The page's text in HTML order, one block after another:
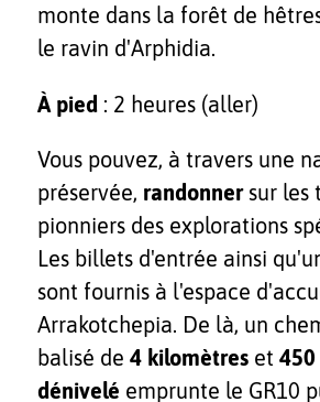
monte dans la forêt de
le ravin d'Arphidia.
À pied : 2 heures (aller)
Vous pouvez, à travers une
préservée, randonnersur les
pionniers des explorations
Les billets d'entrée ainsi
sont fournis à l'espace
Arrakotchepia. De là, un
balisé de 4 kilomètres et
dénivelé emprunte le GR10